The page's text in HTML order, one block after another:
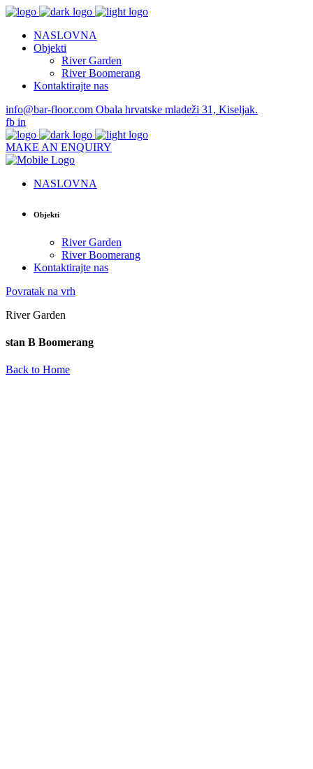
NASLOVNA
Objekti
River Garden
River Boomerang
Kontaktirajte nas
info@bar-floor.com Obala hrvatske mladeži 31, Kiseljak.
fb in
MAKE AN ENQUIRY
NASLOVNA
Objekti
River Garden
River Boomerang
Kontaktirajte nas
Povratak na vrh
River Garden
stan B Boomerang
Back to Home